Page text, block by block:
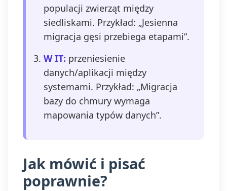
populacji zwierząt między
siedliskami. Przykład: „Jesienna
migracja gęsi przebiega etapami”.
W IT: przeniesienie
danych/aplikacji między
systemami. Przykład: „Migracja
bazy do chmury wymaga
mapowania typów danych”.
Jak mówić i pisać
poprawnie?